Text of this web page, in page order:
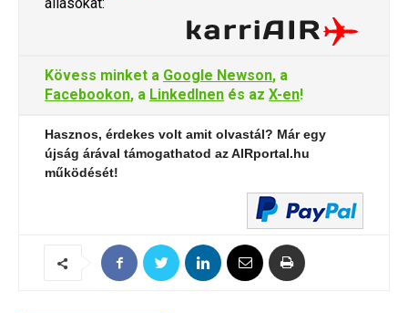
Kövess minket a Google Newson, a
Facebookon, a LinkedInen és az X-en!
Hasznos, érdekes volt amit olvastál? Már egy
újság árával támogathatod az AIRportal.hu
működését!